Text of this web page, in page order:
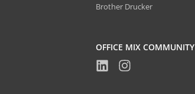
Brother Drucker
OFFICE MIX COMMUNITY